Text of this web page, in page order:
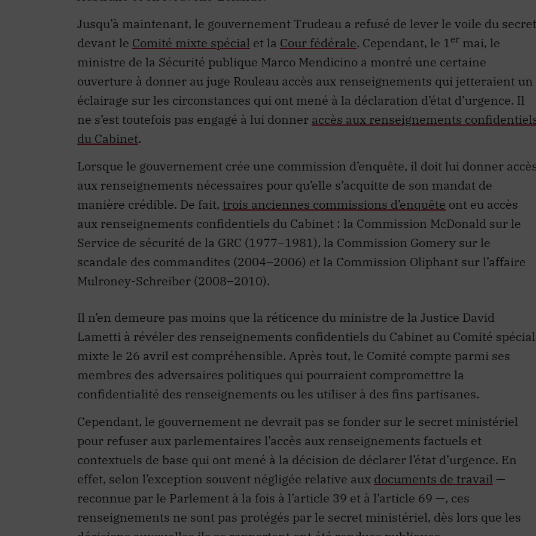
Jusqu’à maintenant, le gouvernement Trudeau a refusé de lever le voile du secret
devant le Comité mixte spécial et la Cour fédérale. Cependant, le 1er mai, le
ministre de la Sécurité publique Marco Mendicino a montré une certaine
ouverture à donner au juge Rouleau accès aux renseignements qui jetteraient un
éclairage sur les circonstances qui ont mené à la déclaration d’état d’urgence. Il
ne s’est toutefois pas engagé à lui donner accès aux renseignements
du Cabinet.
Lorsque le gouvernement crée une commission d’enquête, il doit lui donner
aux renseignements nécessaires pour qu’elle s’acquitte de son mandat de
manière crédible. De fait, trois anciennes commissions d’enquête ont eu accès
aux renseignements confidentiels du Cabinet : la Commission McDonald sur le
Service de sécurité de la GRC (1977–1981), la Commission Gomery sur le
scandale des commandites (2004–2006) et la Commission Oliphant sur l’affaire
Mulroney-Schreiber (2008–2010).
Il n’en demeure pas moins que la réticence du ministre de la Justice David
Lametti à révéler des renseignements confidentiels du Cabinet au Comité spécial
mixte le 26 avril est compréhensible. Après tout, le Comité compte parmi ses
membres des adversaires politiques qui pourraient compromettre la
confidentialité des renseignements ou les utiliser à des fins partisanes.
Cependant, le gouvernement ne devrait pas se fonder sur le secret ministériel
pour refuser aux parlementaires l’accès aux renseignements factuels et
contextuels de base qui ont mené à la décision de déclarer l’état d’urgence. En
effet, selon l’exception souvent négligée relative aux documents de travail —
reconnue par le Parlement à la fois à l’article 39 et à l’article 69 —, ces
renseignements ne sont pas protégés par le secret ministériel, dès lors que les